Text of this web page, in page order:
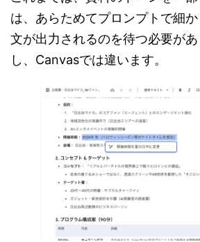
は、あらためてプロンプトで細
文が出力されるのを待つ必要が
し、Canvasでは違います。